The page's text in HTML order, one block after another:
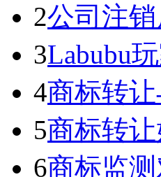
2公司注
3Labubu
4商标转
5商标转
6商标监